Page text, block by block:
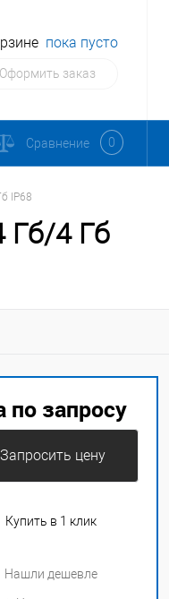
пока пусто
Оформить заказ
Сравнение 0
IP68
Гб/4 Гб
по запросу
Запросить цену
Купить в 1 клик
Нашли дешевле